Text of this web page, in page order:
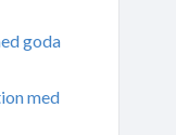
goda
med